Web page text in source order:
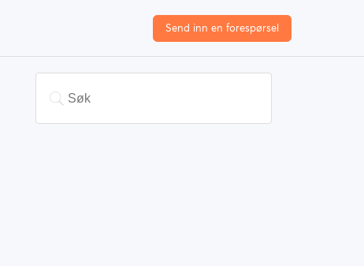
Send inn en forespørsel